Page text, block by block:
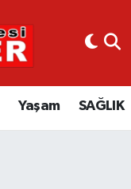
Yaşam SAĞLIK